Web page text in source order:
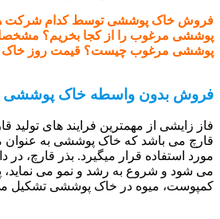
فروش خاک پوششی توسط کدام شرکت
پوششی مرغوب را از کجا بخریم؟
پوششی مرغوب چیست؟ قیمت روز
فروش بدون واسطه خاک پوششی
فاز زایشی از مهمترین فرایند های
قارچ می باشد که خاک پوششی به عنوان
مورد استفاده قرار میگیرد. بذر قارچ،
می شود و شروع به رشد و نمو می
کمپوست، میوه در خاک پوششی تشکیل